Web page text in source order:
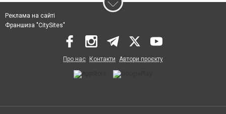
Реклама на сайті
Франшиза "CitySites"
Про нас Контакти Автори проєкту